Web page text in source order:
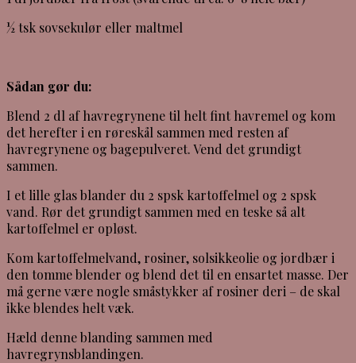
½ tsk sovsekulør eller maltmel
Sådan gør du:
Blend 2 dl af havregrynene til helt fint havremel og kom
det herefter i en røreskål sammen med resten af
havregrynene og bagepulveret. Vend det grundigt
sammen.
I et lille glas blander du 2 spsk kartoffelmel og 2 spsk
vand. Rør det grundigt sammen med en teske så alt
kartoffelmel er opløst.
Kom kartoffelmelvand, rosiner, solsikkeolie og jordbær i
den tomme blender og blend det til en ensartet masse. Der
må gerne være nogle småstykker af rosiner deri – de skal
ikke blendes helt væk.
Hæld denne blanding sammen med
havregrynsblandingen.